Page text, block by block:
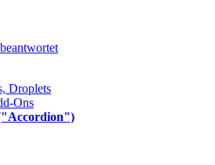
Droplets
Ons